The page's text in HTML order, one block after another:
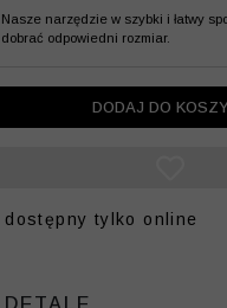
Nasze narzędzie w szybki i łatwy
dobrać odpowiedni rozmiar.
DODAJ DO
dostępny tylko online